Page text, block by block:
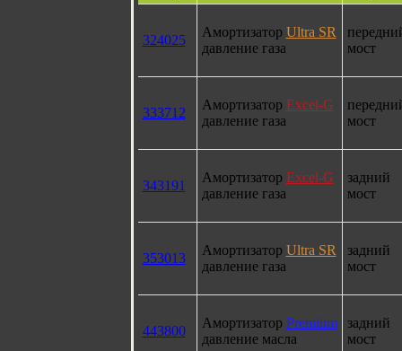
324025
Амортизатор Ultra SR
давление газа
мост
333712
Амортизатор Excel-G
давление газа
мост
343191
Амортизатор Excel-G
давление газа
задний
мост
353013
Амортизатор Ultra SR
давление газа
задний
мост
443800
Амортизатор Premium
давление масла
задний
мост